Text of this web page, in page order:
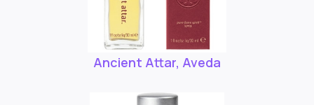
Ancient Attar, Aveda